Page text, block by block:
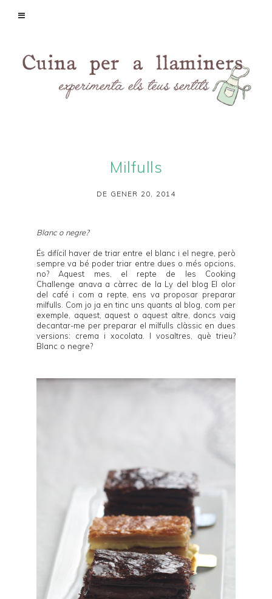
Milfulls
DE GENER 20, 2014
Blanc o negre?
És difícil haver de triar entre el blanc i el negre, però
sempre va bé poder triar entre dues o més opcions,
no? Aquest mes, el repte de les Cooking
Challenge anava a càrrec de la Ly del blog El olor
del café i com a repte, ens va proposar preparar
milfulls. Com jo ja en tinc uns quants al blog, com per
exemple, aquest, aquest o aquest altre , doncs vaig
decantar-me per preparar el milfulls clàssic en dues
versions: crema i xocolata. I vosaltres, què trieu?
Blanc o negre?